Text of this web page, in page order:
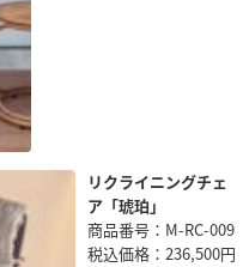
リクライニングチェ
ア「琥珀」
商品番号：M-RC-009
税込価格：236,500円